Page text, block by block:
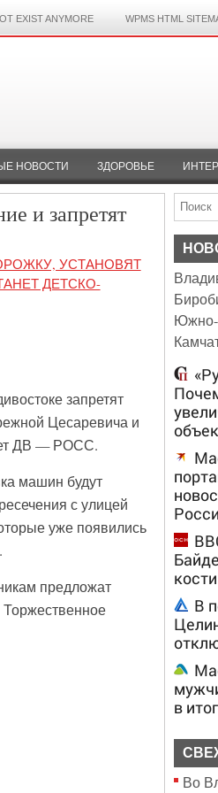
EXIST ANYMORE WPMS HTML
НОВОСТИ ЗДОРОВЬЕ
и запретят
УСТАНОВЯТ
ДЕТСКО-
запретят
Цесаревича и
ДВ — РОСС.
машин будут
с улицей
уже появились
предложат
Торжественное
Южно-
В
в
Во